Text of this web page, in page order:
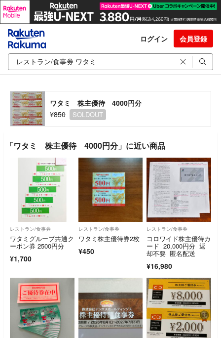
ログイン 会員登録
ワタミ 株主優待 4000円分
¥850
SOLDOUT
「ワタミ 株主優待 4000円分」に近い商品
レストラン/食事券
ワタミグループ共通ク
ーポン券 2500円分
¥1,700
レストラン/食事券
ワタミ株主優待券2枚
¥450
レストラン/食事券
コロワイド株主優待カ
ード 20,000円分 返
却不要 匿名配送
¥16,980